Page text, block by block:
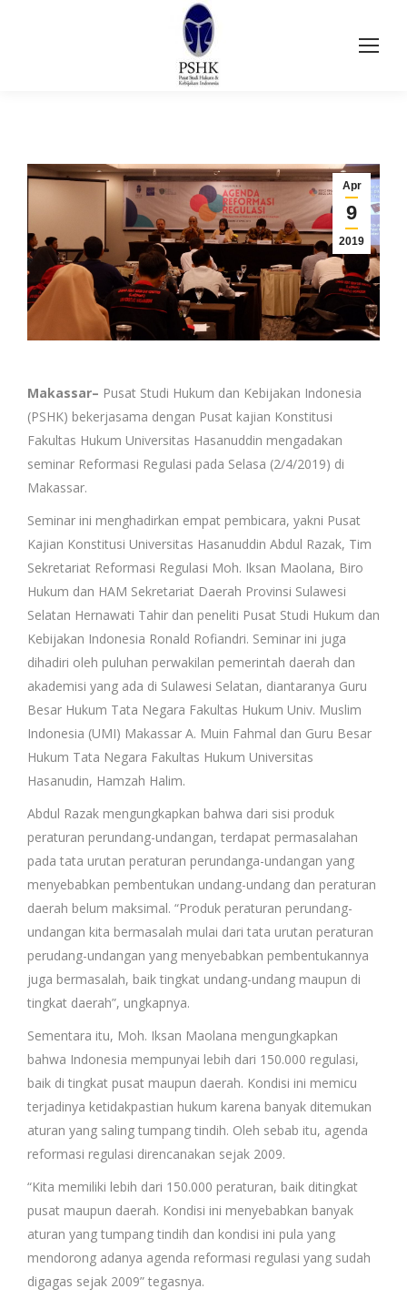
Apr
9
2019
Makassar– Pusat Studi Hukum dan Kebijakan Indonesia
(PSHK) bekerjasama dengan Pusat kajian Konstitusi
Fakultas Hukum Universitas Hasanuddin mengadakan
seminar Reformasi Regulasi pada Selasa (2/4/2019) di
Makassar.
Seminar ini menghadirkan empat pembicara, yakni Pusat
Kajian Konstitusi Universitas Hasanuddin Abdul Razak, Tim
Sekretariat Reformasi Regulasi Moh. Iksan Maolana, Biro
Hukum dan HAM Sekretariat Daerah Provinsi Sulawesi
Selatan Hernawati Tahir dan peneliti Pusat Studi Hukum dan
Kebijakan Indonesia Ronald Rofiandri. Seminar ini juga
dihadiri oleh puluhan perwakilan pemerintah daerah dan
akademisi yang ada di Sulawesi Selatan, diantaranya Guru
Besar Hukum Tata Negara Fakultas Hukum Univ. Muslim
Indonesia (UMI) Makassar A. Muin Fahmal dan Guru Besar
Hukum Tata Negara Fakultas Hukum Universitas
Hasanudin, Hamzah Halim.
Abdul Razak mengungkapkan bahwa dari sisi produk
peraturan perundang-undangan, terdapat permasalahan
pada tata urutan peraturan perundanga-undangan yang
menyebabkan pembentukan undang-undang dan peraturan
daerah belum maksimal. “Produk peraturan perundang-
undangan kita bermasalah mulai dari tata urutan peraturan
perudang-undangan yang menyebabkan pembentukannya
juga bermasalah, baik tingkat undang-undang maupun di
tingkat daerah”, ungkapnya.
Sementara itu, Moh. Iksan Maolana mengungkapkan
bahwa Indonesia mempunyai lebih dari 150.000 regulasi,
baik di tingkat pusat maupun daerah. Kondisi ini memicu
terjadinya ketidakpastian hukum karena banyak ditemukan
aturan yang saling tumpang tindih. Oleh sebab itu, agenda
reformasi regulasi direncanakan sejak 2009.
“Kita memiliki lebih dari 150.000 peraturan, baik ditingkat
pusat maupun daerah. Kondisi ini menyebabkan banyak
aturan yang tumpang tindih dan kondisi ini pula yang
mendorong adanya agenda reformasi regulasi yang sudah
digagas sejak 2009” tegasnya.